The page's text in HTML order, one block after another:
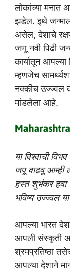
लोकांच्या मनात
झडेल. इथे
असेल, देशाचे रक्षण
जणू नवी पिढी
कार्यातून
म्हणजेच
नक्कीच उज्ज्वल
मांडलेला आहे.
या विश्वाची
जपू वाढवू आम्ही
हस्त शुभंकर हवा
भविष्य उज्ज्वल
आपल्या भारत
आपली संस्कृती
श्रमप्रतिष्ठा
आपल्या देशाने